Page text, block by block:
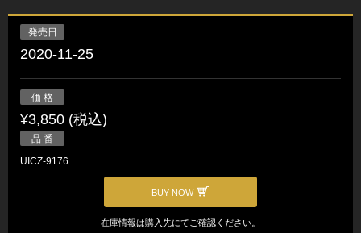
発売日
2020-11-25
価 格
¥3,850 (税込)
品 番
UICZ-9176
BUY NOW
在庫情報は購入先にてご確認ください。